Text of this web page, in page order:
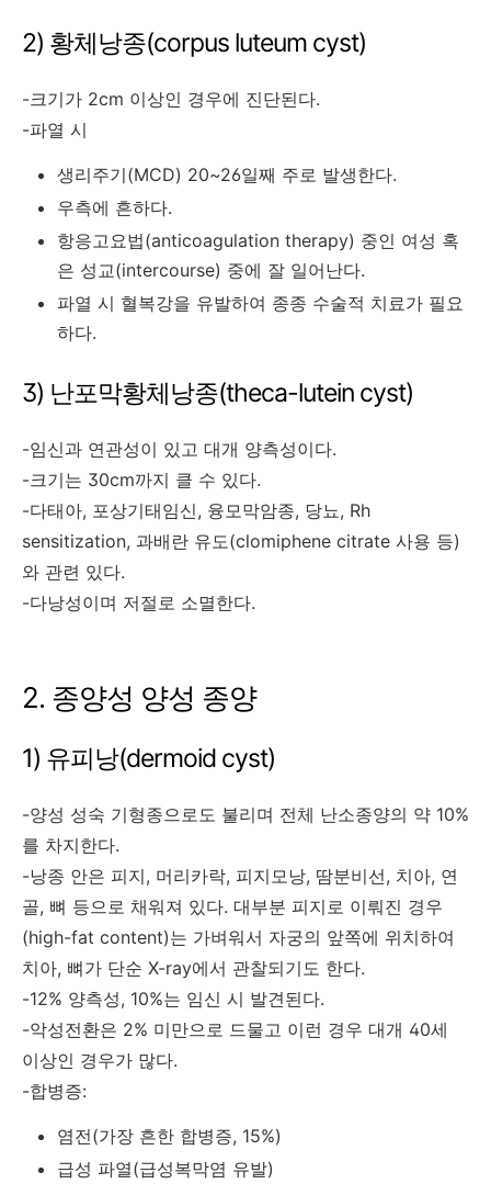
2) 황체낭종(corpus luteum cyst)
-크기가 2cm 이상인 경우에 진단된다.
-파열 시
생리주기(MCD) 20~26일째 주로 발생한다.
우측에 흔하다.
항응고요법(anticoagulation therapy) 중인 여성 혹
은 성교(intercourse) 중에 잘 일어난다.
파열 시 혈복강을 유발하여 종종 수술적 치료가 필요
하다.
3) 난포막황체낭종(theca-lutein cyst)
-임신과 연관성이 있고 대개 양측성이다.
-크기는 30cm까지 클 수 있다.
-다태아, 포상기태임신, 융모막암종, 당뇨, Rh
sensitization, 과배란 유도(clomiphene citrate 사용 등)
와 관련 있다.
-다낭성이며 저절로 소멸한다.
2. 종양성 양성 종양
1) 유피낭(dermoid cyst)
-양성 성숙 기형종으로도 불리며 전체 난소종양의 약 10%
를 차지한다.
-낭종 안은 피지, 머리카락, 피지모낭, 땀분비선, 치아, 연
골, 뼈 등으로 채워져 있다. 대부분 피지로 이뤄진 경우
(high-fat content)는 가벼워서 자궁의 앞쪽에 위치하여
치아, 뼈가 단순 X-ray에서 관찰되기도 한다.
-12% 양측성, 10%는 임신 시 발견된다.
-악성전환은 2% 미만으로 드물고 이런 경우 대개 40세
이상인 경우가 많다.
-합병증:
염전(가장 흔한 합병증, 15%)
급성 파열(급성복막염 유발)